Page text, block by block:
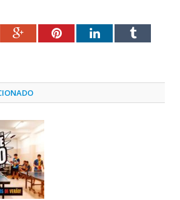
Google+PinterestLinkedInTumblr